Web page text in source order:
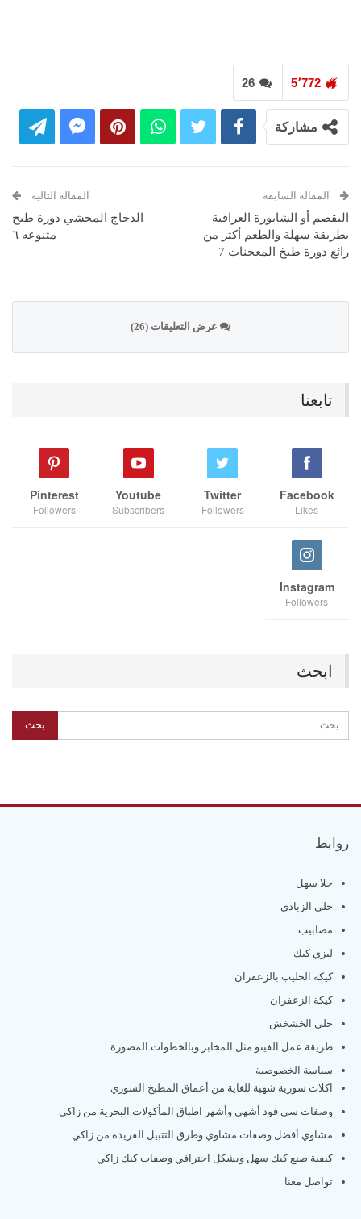
26 5٬772
مشاركة
المقالة السابقة
البقصم أو الشابورة العراقية
بطريقة سهلة والطعم أكثر من
رائع دورة طبخ المعجنات 7
المقالة التالية
الدجاج المحشي دورة طبخ
متنوعه ٦
عرض التعليقات (26)
تابعنا
Facebook
Likes
Twitter
Followers
Youtube
Subscribers
Pinterest
Followers
Instagram
Followers
ابحث
روابط
حلا سهل
حلى الزبادي
مصابيب
ليزي كيك
كيكة الحليب بالزعفران
كيكة الزعفران
حلى الخشخش
طريقة عمل الفينو مثل المخابز وبالخطوات المصورة
سياسة الخصوصية
اكلات سورية شهية للغاية من أعماق المطبخ السوري
وصفات سي فود أشهى وأشهر اطباق المأكولات البحرية من زاكي
مشاوي أفضل وصفات مشاوي وطرق التتبيل الفريدة من زاكي
كيفية صنع كيك سهل وبشكل احترافي وصفات كيك زاكي
تواصل معنا